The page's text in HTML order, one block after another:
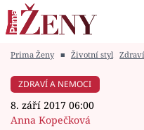
Módní alarm
Zrádci
Prima Ženy ■ Životní styl
ZDRAVÍ A NEMOCI
8. září 2017 06:00
Anna Kopečková